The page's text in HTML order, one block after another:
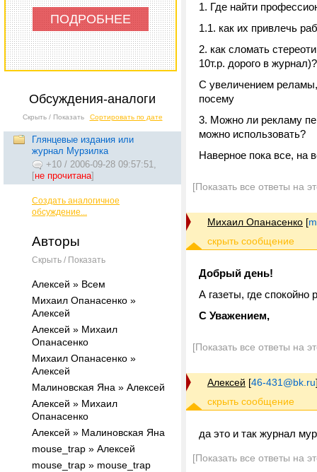
ПОДРОБНЕЕ
Обсуждения-аналоги
Скрыть / Показать Сортировать по дате
Глянцевые издания или
журнал Мурзилка
+10 / 2006-09-28 09:57:51,
[не прочитана]
Создать аналогичное
обсуждение...
Авторы
Скрыть / Показать
Алексей » Всем
Михаил Опанасенко »
Алексей
Алексей » Михаил
Опанасенко
Михаил Опанасенко »
Алексей
Малиновская Яна » Алексей
Алексей » Михаил
Опанасенко
Алексей » Малиновская Яна
mouse_trap » Алексей
mouse_trap » mouse_trap
1. Где найти
1.1. как их привлечь
2. как сломать
10т.р. дорого в журнал)?
С увеличением реламы,
посему
3. Можно ли рекламу
можно использовать?
Наверное пока все, на
[Показать все ответы на
Михаил Опанасенко [
Добрый день!
А газеты, где
С Уважением,
[Показать все ответы на
Алексей [46-431@bk.ru
да это и так журнал
[Показать все ответы на